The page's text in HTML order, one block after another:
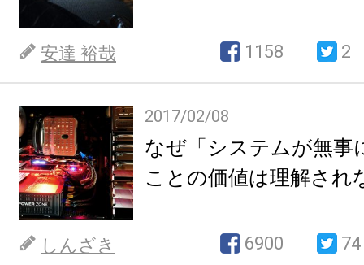
安達 裕哉 1158 2
2017/02/08
なぜ「システムが無事
ことの価値は理解され
しんざき 6900 74